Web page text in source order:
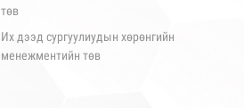
төв
Их дээд сургуулиудын хөрөнгийн
менежментийн төв